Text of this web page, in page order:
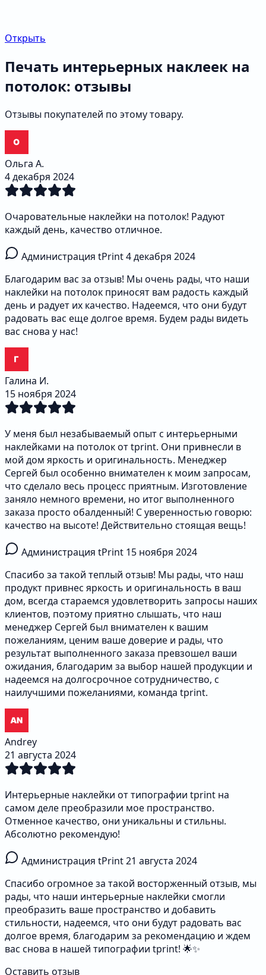
Открыть
Печать интерьерных наклеек на
потолок: отзывы
Отзывы покупателей по этому товару.
Ольга А.
4 декабря 2024
Очаровательные наклейки на потолок! Радуют
каждый день, качество отличное.
Администрация tPrint4 декабря 2024
Благодарим вас за отзыв! Мы очень рады, что наши
наклейки на потолок приносят вам радость каждый
день и радует их качество. Надеемся, что они будут
радовать вас еще долгое время. Будем рады видеть
вас снова у нас!
Галина И.
15 ноября 2024
У меня был незабываемый опыт с интерьерными
наклейками на потолок от tprint. Они привнесли в
мой дом яркость и оригинальность. Менеджер
Сергей был особенно внимателен к моим запросам,
что сделало весь процесс приятным. Изготовление
заняло немного времени, но итог выполненного
заказа просто обалденный! С уверенностью говорю:
качество на высоте! Действительно стоящая вещь!
Администрация tPrint 15 ноября 2024
Спасибо за такой теплый отзыв! Мы рады, что наш
продукт привнес яркость и оригинальность в ваш
дом, всегда стараемся удовлетворить запросы наших
клиентов, поэтому приятно слышать, что наш
менеджер Сергей был внимателен к вашим
пожеланиям, ценим ваше доверие и рады, что
результат выполненного заказа превзошел ваши
ожидания, благодарим за выбор нашей продукции и
надеемся на долгосрочное сотрудничество, с
наилучшими пожеланиями, команда tprint.
Andrey
21 августа 2024
Интерьерные наклейки от типографии tprint на
самом деле преобразили мое пространство.
Отменное качество, они уникальны и стильны.
Абсолютно рекомендую!
Администрация tPrint21 августа 2024
Спасибо огромное за такой восторженный отзыв, мы
рады, что наши интерьерные наклейки смогли
преобразить ваше пространство и добавить
стильности, надеемся, что они будут радовать вас
долгое время, благодарим за рекомендацию и ждем
вас снова в нашей типографии tprint! 🌟✨
Оставить отзыв